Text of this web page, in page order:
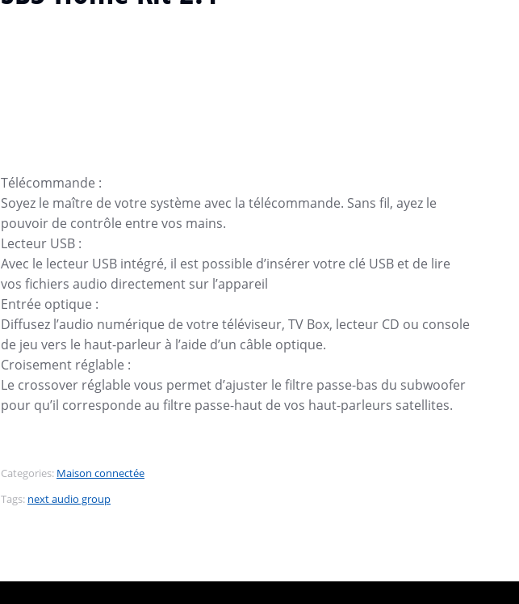
Télécommande :
Soyez le maître de votre système avec la télécommande. Sans fil, ayez le
pouvoir de contrôle entre vos mains.
Lecteur USB :
Avec le lecteur USB intégré, il est possible d’insérer votre clé USB et de lire
vos fichiers audio directement sur l’appareil
Entrée optique :
Diffusez l’audio numérique de votre téléviseur, TV Box, lecteur CD ou console
de jeu vers le haut-parleur à l’aide d’un câble optique.
Croisement réglable :
Le crossover réglable vous permet d’ajuster le filtre passe-bas du subwoofer
pour qu’il corresponde au filtre passe-haut de vos haut-parleurs satellites.
Categories: Maison connectée
Tags: next audio group